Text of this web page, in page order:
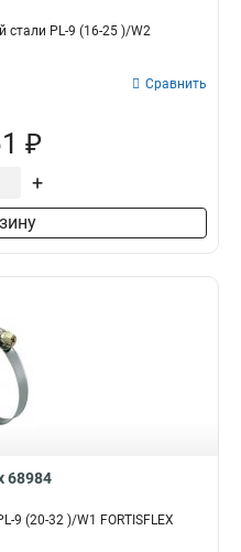
PL-9 (16-25 )/W2
Сравнить
₽
+
68984
(20-32 )/W1 FORTISFLEX